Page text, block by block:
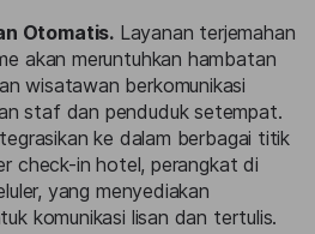
Otomatis.Layanan terjemahan
akan meruntuhkan hambatan
wisatawan berkomunikasi
staf dan penduduk setempat.
ke dalam berbagai titik
check-in hotel, perangkat di
yang menyediakan
komunikasi lisan dan tertulis.